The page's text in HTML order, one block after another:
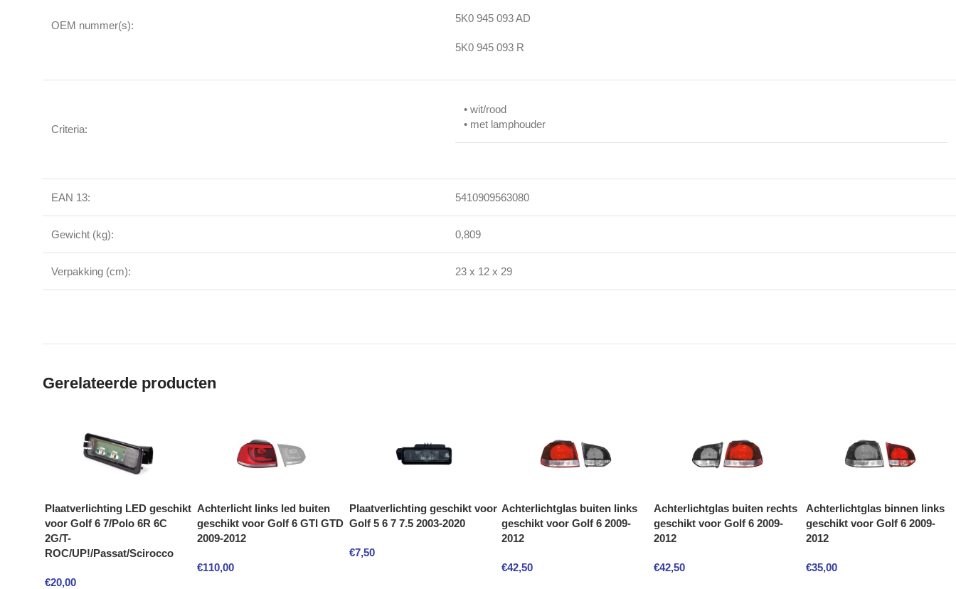
OEM nummer(s):
5K0 945 093 AD
5K0 945 093 R
Criteria:
• wit/rood
• met lamphouder
EAN 13: 5410909563080
Gewicht (kg): 0,809
Verpakking (cm): 23 x 12 x 29
Gerelateerde producten
Plaatverlichting LED geschikt
voor Golf 6 7/Polo 6R 6C
2G/T-
ROC/UP!/Passat/Scirocco
€20,00
Achterlicht links led buiten
geschikt voor Golf 6 GTI GTD
2009-2012
€110,00
Plaatverlichting geschikt voor
Golf 5 6 7 7.5 2003-2020
€7,50
Achterlichtglas buiten links
geschikt voor Golf 6 2009-
2012
€42,50
Achterlichtglas buiten rechts
geschikt voor Golf 6 2009-
2012
€42,50
Achterlichtglas binnen links
geschikt voor Golf 6 2009-
2012
€35,00